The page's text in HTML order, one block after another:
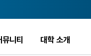
뮤니티 대학 소개